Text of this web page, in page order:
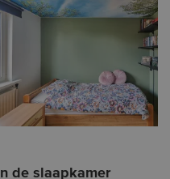
In de slaapkamer